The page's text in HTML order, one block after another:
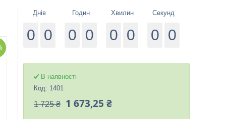
Днів
0 0
Годин
0 0
Хвилин
0 0
Секунд
0 0
В наявності
Код: 1401
1 725 ₴ 1 673,25 ₴